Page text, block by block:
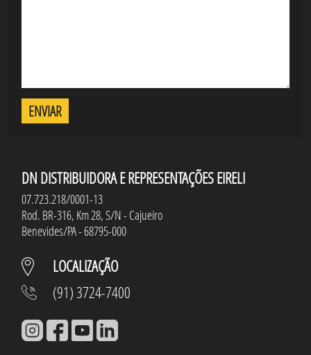
ENVIAR
DN DISTRIBUIDORA E REPRESENTAÇÕES EIRELI
07.723.218/0001-13
Rod. BR-316, Km 28, S/N - Cajueiro
Benevides/PA - 68795-000
LOCALIZAÇÃO
(91) 3724-7400